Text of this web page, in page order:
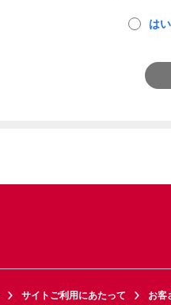
はい
サイトご利用にあたって お客